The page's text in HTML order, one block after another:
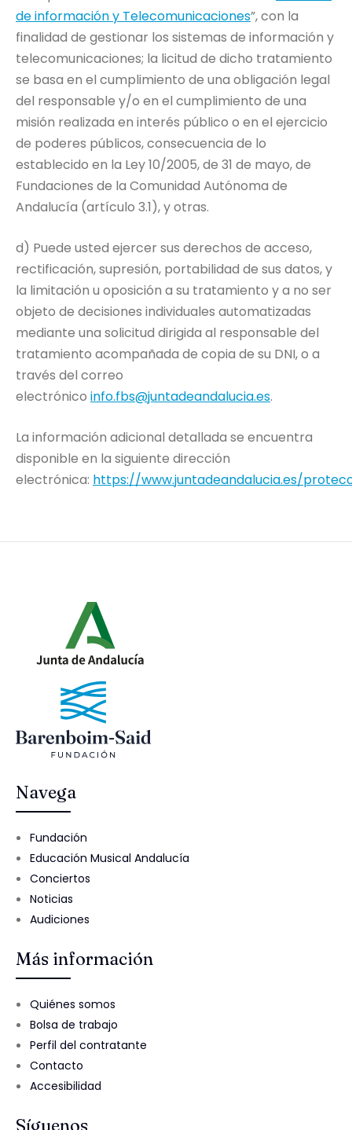
de información y Telecomunicaciones”, con la
finalidad de gestionar los sistemas de información y
telecomunicaciones; la licitud de dicho tratamiento
se basa en el cumplimiento de una obligación legal
del responsable y/o en el cumplimiento de una
misión realizada en interés público o en el ejercicio
de poderes públicos, consecuencia de lo
establecido en la Ley 10/2005, de 31 de mayo, de
Fundaciones de la Comunidad Autónoma de
Andalucía (artículo 3.1), y otras.
d) Puede usted ejercer sus derechos de acceso,
rectificación, supresión, portabilidad de sus datos, y
la limitación u oposición a su tratamiento y a no ser
objeto de decisiones individuales automatizadas
mediante una solicitud dirigida al responsable del
tratamiento acompañada de copia de su DNI, o a
través del correo
electrónico info.fbs@juntadeandalucia.es.
La información adicional detallada se encuentra
disponible en la siguiente dirección
electrónica: https://www.juntadeandalucia.es/
Navega
Fundación
Educación Musical Andalucía
Conciertos
Noticias
Audiciones
Más información
Quiénes somos
Bolsa de trabajo
Perfil del contratante
Contacto
Accesibilidad
Síguenos